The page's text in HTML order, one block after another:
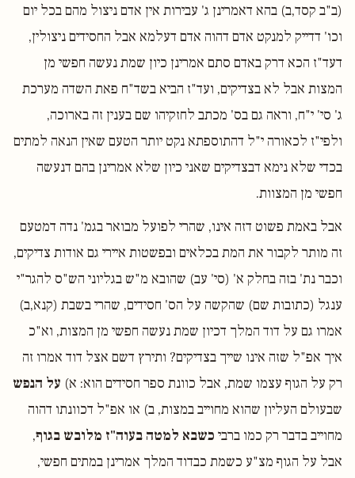
(ב"ב קסד,ב) בהא דאמרינן ג' עבירות אין אדם ניצול מהם בכל יום
וכו' דדייק למנקט אדם דהוה אדם דעלמא אבל החסידים ניצולין,
דעד"ז הכא דרק באדם סתם אמרינן כיון שמת נעשה חפשי מן
המצות אבל לא בצדיקים, ועד"ז הביא בשד"ח פאת השדה מערכת
ג' סי' י"ח, וראה גם בס' מכתב לחזקיהו שם בענין זה בארוכה,
ולפי"ז לכאורה י"ל דהתוספתא נקט יותר הטעם שאין הנאה למתים
בכדי שלא נימא דבצדיקים שאני כיון שלא אמרינן בהם דנעשה
חפשי מן המצוות.
אבל באמת פשוט דזה אינו, שהרי לפועל מבואר בגמ' נדה דמטעם
זה מותר לקבור את המת בכלאים ובפשטות איירי גם אודות צדיקים,
וכבר נת' בזה בחלק א' (סי' עב) שהובא מ"ש בגליוני הש"ס להגר"י
ענגל (כתובות שם) שהקשה על הס' חסידים, שהרי בשבת (קנא,ב)
אמרו גם על דוד המלך דכיון שמת נעשה חפשי מן המצות, וא"כ
איך אפ"ל שזה אינו שייך בצדיקים? ותירץ דשם אצל דוד אמרו זה
רק על הגוף עצמו שמת, אבל כוונת ספר חסידים הוא: א) על הנפש
שבעולם העליון שהוא מחוייב במצות, ב) או אפ"ל דכוונתו דהוה
מחוייב בדבר רק כמו ברבי כשבא למטה בעוה"ז מלובש בגוף,
אבל על הגוף מצ"ע כשמת כבדוד המלך אמרינן במתים חפשי,